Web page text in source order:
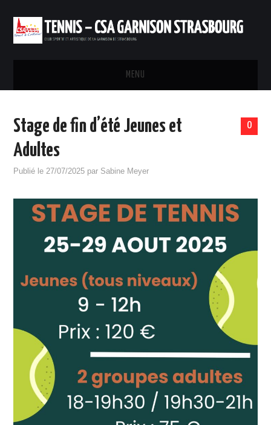
MENU
INSTALLATIONS
INSCRIPTIONS ET TARIFS
RÉSERVATION
STATUTS ET RÈGLEMENT INTÉRIEUR
0
Stage de fin d’été Jeunes et
Adultes
Publié le27/07/2025 par Sabine Meyer